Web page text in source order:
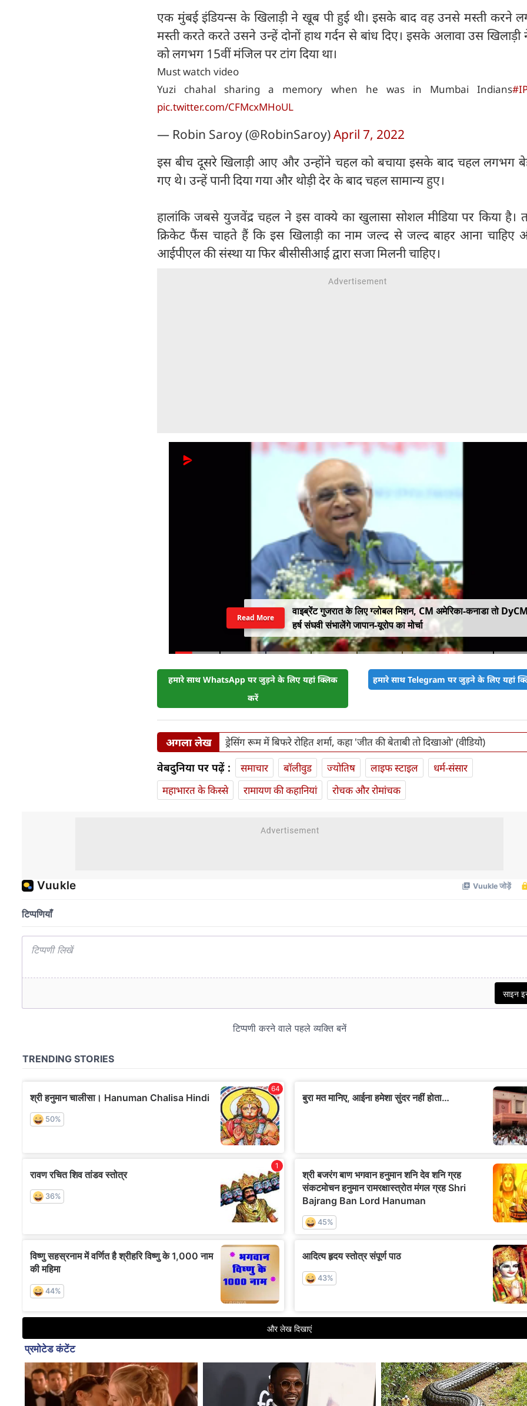
एक मुंबई इंडियन्स के खिलाड़ी ने खूब पी हुई थी। इसके बाद वह उनसे मस्ती करने
मस्ती करते करते उसने उन्हें दोनों हाथ गर्दन से बांध दिए। इसके अलावा उस
को लगभग 15वीं मंजिल पर टांग दिया था।
Must watch video
Yuzi chahal sharing a memory when he was in Mumbai Indians
pic.twitter.com/CFMcxMHoUL
— Robin Saroy (@RobinSaroy)April 7, 2022
इस बीच दूसरे खिलाड़ी आए और उन्होंने चहल को बचाया इसके बाद चहल लगभग
गए थे। उन्हें पानी दिया गया और थोड़ी देर के बाद चहल सामान्य हुए।
हालांकि जबसे युजवेंद्र चहल ने इस वाक्ये का खुलासा सोशल मीडिया पर किया है।
क्रिकेट फैंस चाहते हैं कि इस खिलाड़ी का नाम जल्द से जल्द बाहर आना चाहिए
आईपीएल की संस्था या फिर बीसीसीआई द्वारा सजा मिलनी चाहिए।
वाइब्रेंट गुजरात के लिए ग्लोबल मिशन, CM अमेरिका-कनाडा तो DyCM
हर्ष संघवी संभालेंगे जापान-यूरोप का मोर्चा
Read More
हमारे साथ WhatsApp पर जुड़ने के लिए यहां क्लिक
करें
हमारे साथ Telegram पर जुड़ने के लिए यहां
अगला लेख ड्रेसिंग रूम में बिफरे रोहित शर्मा, कहा 'जीत की बेताबी तो दिखाओ' (वीडियो)
वेबदुनिया पर पढ़ें : समाचार बॉलीवुड ज्योतिष लाइफ स्‍टाइल
धर्म-संसार
महाभारत के किस्से
रामायण की कहानियां रोचक और रोमांचक